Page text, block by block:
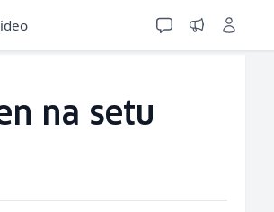
na setu